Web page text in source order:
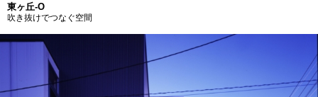
東ヶ丘-O
吹き抜けでつなぐ空間